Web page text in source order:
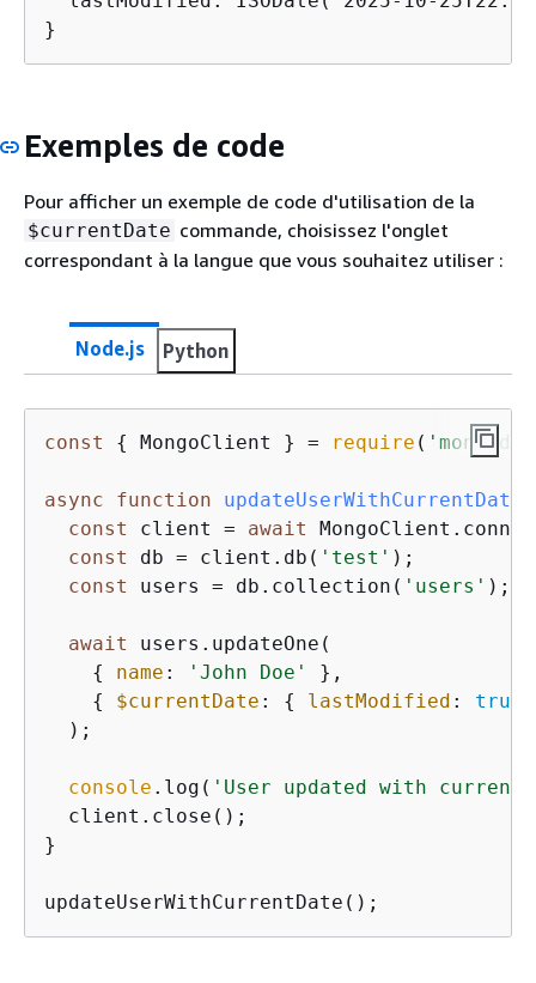
}
Exemples de code
Pour afficher un exemple de code d'utilisation de la
$currentDate commande, choisissez l'onglet
correspondant à la langue que vous souhaitez utiliser :
Node.js Python
const { MongoClient } = require ( 'mongodb'
async function updateUserWithCurrentDate
const
client = await
const
db = client.db( 'test' );
const
users = db.collection( 'users' );
await
users.updateOne(
{
name : 'John Doe'
},
{
$currentDate : { lastModified : true
  );
console .log( 'User updated with current
  client.close();
}
updateUserWithCurrentDate();